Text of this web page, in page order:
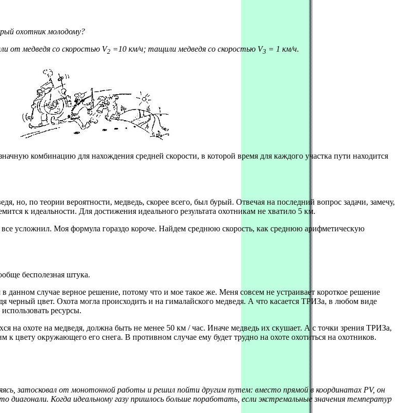
охотник молодому?
от медведя со скоростью V2 =10 км/ч; тащили медведя со скоростью V3 = 1 км/ч.
комбинацию для нахождения средней скорости, в которой время для каждого участка пути находится
но, по теории вероятности, медведь, скорее всего, был бурый. Отвечая на последний вопрос задачи, замечу,
к идеальности. Для достижения идеального результата охотникам не хватило 5 км.
все усложнил. Моя формула гораздо короче. Найдем среднюю скорость, как среднюю арифметическую
бесполезная штука.
данном случае верное решение, потому что и мое такое же. Меня совсем не устраивает короткое решение
цвет. Охота могла происходить и на гималайского медведя. А что касается ТРИЗа, в любом виде
ресурсы.
на охоте на медведя, должна быть не менее 50 км / час. Иначе медведь их скушает. А с точки зрения ТРИЗа,
к цвету окружающего его снега. В противном случае ему будет трудно на охоте охотиться на охотников.
затосковал от монотонной работы и решил пойти другим путем: вместо прямой в координатах PV, он
диагонали. Когда идеальному газу пришлось больше поработать, если экстремальные значения температур